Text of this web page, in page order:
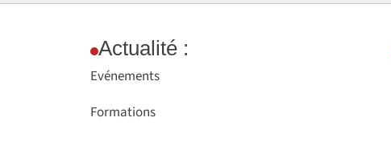
Actualité :
Evénements
Formations